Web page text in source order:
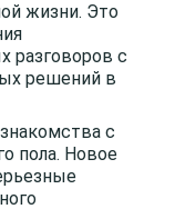
жизни. Это
разговоров с
решений в
с
пола. Новое